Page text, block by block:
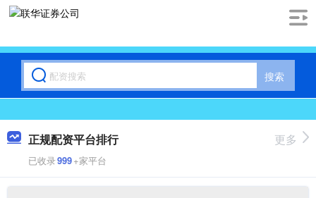
搜索
正规配资平台排行
已收录999+家平台
更多